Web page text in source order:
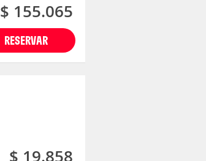
RESERVAR
$ 155.065
$ 19.858